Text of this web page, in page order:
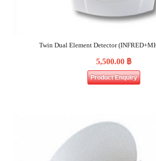
Twin Dual Element Detector
5,500.00 ฿
Product Enquiry